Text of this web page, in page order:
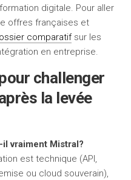
digitale. Pour aller
offres françaises et
comparatifsur les
en entreprise.
challenger
la levée
vraiment Mistral?
est technique (API,
ou cloud souverain),